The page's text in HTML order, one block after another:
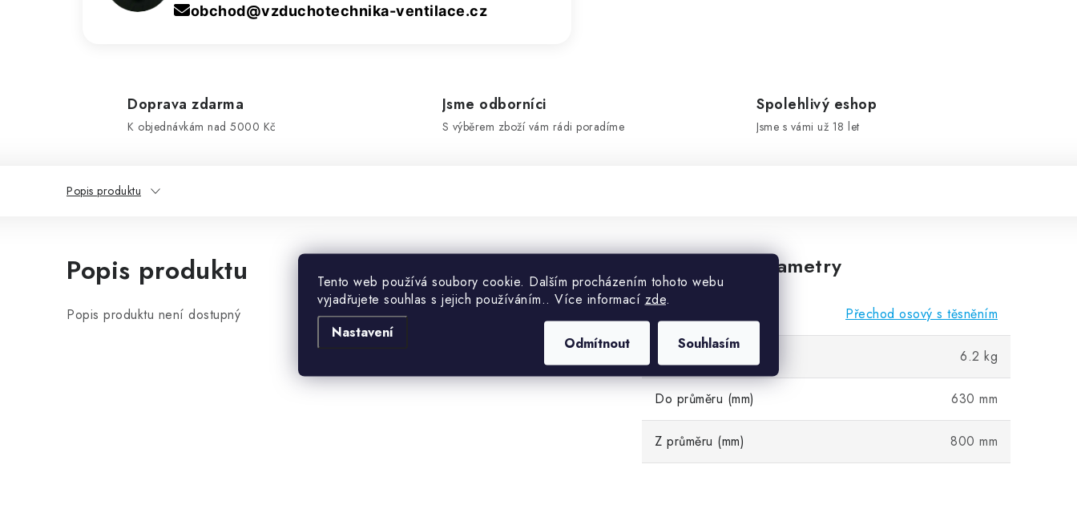
Tento web používá soubory cookie. Dalším procházením tohoto webu
vyjadřujete souhlas s jejich používáním.. Více informací zde.
Nastavení
Odmítnout Souhlasím
obchod@vzduchotechnika-ventilace.cz
Doprava zdarma
K objednávkám nad 5000 Kč
Jsme odborníci
S výběrem zboží vám rádi poradíme
Spolehlivý eshop
Jsme s vámi už 18 let
Popis produktu
Popis produktu
Popis produktu není dostupný
Doplňkové parametry
Přechod osový s těsněním
6.2 kg
Do průměru (mm) 630 mm
Z průměru (mm) 800 mm